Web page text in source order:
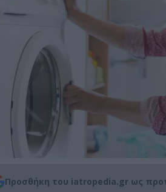
Προσθήκη του iatropedia.gr ως